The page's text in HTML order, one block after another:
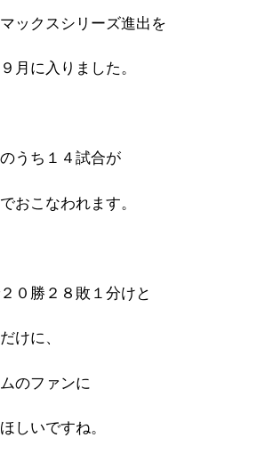
ックスシリーズ進出を
月に入りました。
うち１４試合が
おこなわれます。
０勝２８敗１分けと
けに、
のファンに
しいですね。